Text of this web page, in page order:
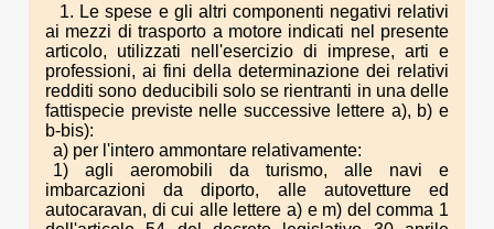
1. Le spese e gli altri componenti negativi relativi
ai mezzi di trasporto a motore indicati nel presente
articolo, utilizzati nell'esercizio di imprese, arti e
professioni, ai fini della determinazione dei relativi
redditi sono deducibili solo se rientranti in una delle
fattispecie previste nelle successive lettere a), b) e
b-bis):
a) per l'intero ammontare relativamente:
1) agli aeromobili da turismo, alle navi e
imbarcazioni da diporto, alle autovetture ed
autocaravan, di cui alle lettere a) e m) del comma 1